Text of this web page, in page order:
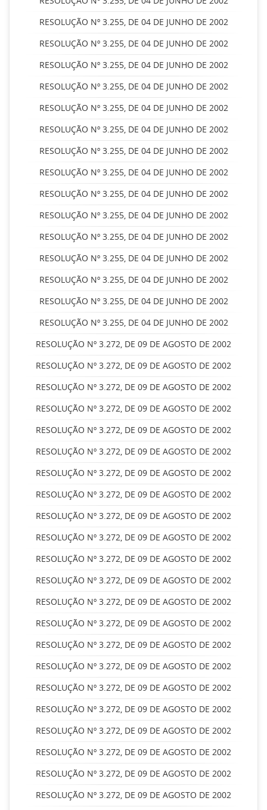
RESOLUÇÃO Nº 3.255, DE 04 DE JUNHO DE 2002
RESOLUÇÃO Nº 3.255, DE 04 DE JUNHO DE 2002
RESOLUÇÃO Nº 3.255, DE 04 DE JUNHO DE 2002
RESOLUÇÃO Nº 3.255, DE 04 DE JUNHO DE 2002
RESOLUÇÃO Nº 3.255, DE 04 DE JUNHO DE 2002
RESOLUÇÃO Nº 3.255, DE 04 DE JUNHO DE 2002
RESOLUÇÃO Nº 3.255, DE 04 DE JUNHO DE 2002
RESOLUÇÃO Nº 3.255, DE 04 DE JUNHO DE 2002
RESOLUÇÃO Nº 3.255, DE 04 DE JUNHO DE 2002
RESOLUÇÃO Nº 3.255, DE 04 DE JUNHO DE 2002
RESOLUÇÃO Nº 3.255, DE 04 DE JUNHO DE 2002
RESOLUÇÃO Nº 3.255, DE 04 DE JUNHO DE 2002
RESOLUÇÃO Nº 3.255, DE 04 DE JUNHO DE 2002
RESOLUÇÃO Nº 3.255, DE 04 DE JUNHO DE 2002
RESOLUÇÃO Nº 3.255, DE 04 DE JUNHO DE 2002
RESOLUÇÃO Nº 3.272, DE 09 DE AGOSTO DE 2002
RESOLUÇÃO Nº 3.272, DE 09 DE AGOSTO DE 2002
RESOLUÇÃO Nº 3.272, DE 09 DE AGOSTO DE 2002
RESOLUÇÃO Nº 3.272, DE 09 DE AGOSTO DE 2002
RESOLUÇÃO Nº 3.272, DE 09 DE AGOSTO DE 2002
RESOLUÇÃO Nº 3.272, DE 09 DE AGOSTO DE 2002
RESOLUÇÃO Nº 3.272, DE 09 DE AGOSTO DE 2002
RESOLUÇÃO Nº 3.272, DE 09 DE AGOSTO DE 2002
RESOLUÇÃO Nº 3.272, DE 09 DE AGOSTO DE 2002
RESOLUÇÃO Nº 3.272, DE 09 DE AGOSTO DE 2002
RESOLUÇÃO Nº 3.272, DE 09 DE AGOSTO DE 2002
RESOLUÇÃO Nº 3.272, DE 09 DE AGOSTO DE 2002
RESOLUÇÃO Nº 3.272, DE 09 DE AGOSTO DE 2002
RESOLUÇÃO Nº 3.272, DE 09 DE AGOSTO DE 2002
RESOLUÇÃO Nº 3.272, DE 09 DE AGOSTO DE 2002
RESOLUÇÃO Nº 3.272, DE 09 DE AGOSTO DE 2002
RESOLUÇÃO Nº 3.272, DE 09 DE AGOSTO DE 2002
RESOLUÇÃO Nº 3.272, DE 09 DE AGOSTO DE 2002
RESOLUÇÃO Nº 3.272, DE 09 DE AGOSTO DE 2002
RESOLUÇÃO Nº 3.272, DE 09 DE AGOSTO DE 2002
RESOLUÇÃO Nº 3.272, DE 09 DE AGOSTO DE 2002
RESOLUÇÃO Nº 3.272, DE 09 DE AGOSTO DE 2002